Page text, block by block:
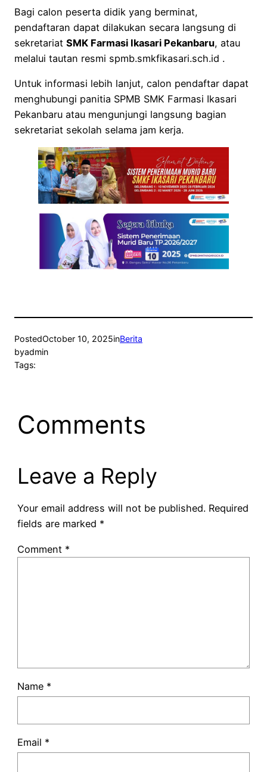
Bagi calon peserta didik yang berminat,
pendaftaran dapat dilakukan secara langsung di
sekretariat SMK Farmasi Ikasari Pekanbaru, atau
melalui tautan resmi spmb.smkfikasari.sch.id .
Untuk informasi lebih lanjut, calon pendaftar dapat
menghubungi panitia SPMB SMK Farmasi Ikasari
Pekanbaru atau mengunjungi langsung bagian
sekretariat sekolah selama jam kerja.
PostedOctober 10, 2025inBerita
byadmin
Tags:
Comments
Leave a Reply
Your email address will not be published. Required
fields are marked *
Comment *
Name *
Email *